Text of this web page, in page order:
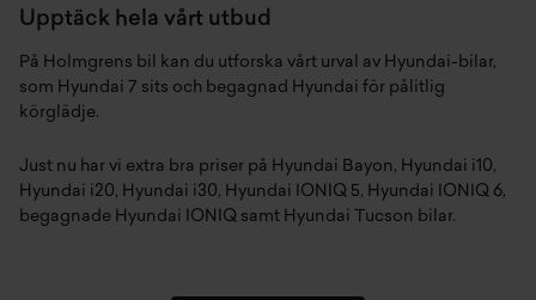
Upptäck hela vårt utbud
På Holmgrens bil kan du utforska vårt urval av Hyundai-bilar,
som Hyundai 7 sits och begagnad Hyundai för pålitlig
körglädje.
Just nu har vi extra bra priser på Hyundai Bayon , Hyundai i10,
Hyundai i20, Hyundai i30, Hyundai IONIQ 5, Hyundai IONIQ 6,
begagnade Hyundai IONIQ samt Hyundai Tucson bilar.